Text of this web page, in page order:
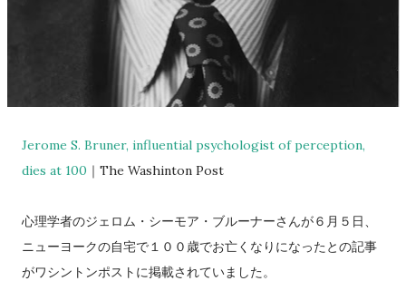
Jerome S. Bruner, influential psychologist of perception,
dies at 100 ｜The Washinton Post
心理学者のジェロム・シーモア・ブルーナーさんが６月５日、
ニューヨークの自宅で１００歳でお亡くなりになったとの記事
がワシントンポストに掲載されていました。